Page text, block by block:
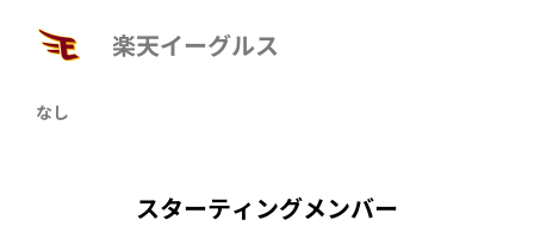
楽天イーグルス
なし
スターティングメンバー